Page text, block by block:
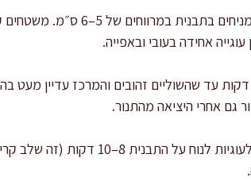
אחידה בעובי ובאפייה.
: אופים 10–12 דקות עד שהשוליים זהובים והמרכז
גם אחרי היציאה מהתנור.
: נותנים לעוגיות לנוח